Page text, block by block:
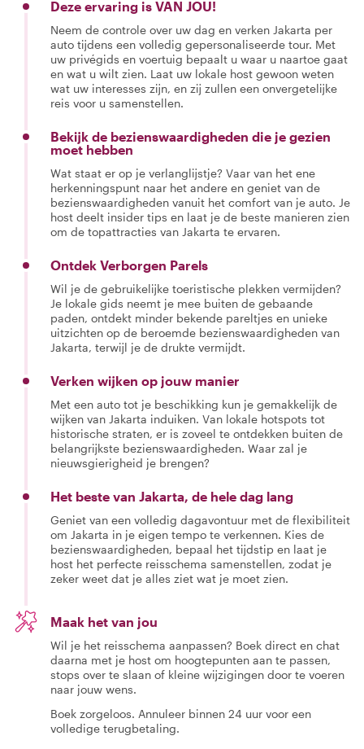
Deze ervaring is VAN JOU!
Neem de controle over uw dag en verken Jakarta per
auto tijdens een volledig gepersonaliseerde tour. Met
uw privégids en voertuig bepaalt u waar u naartoe gaat
en wat u wilt zien. Laat uw lokale host gewoon weten
wat uw interesses zijn, en zij zullen een onvergetelijke
reis voor u samenstellen.
Bekijk de bezienswaardigheden die je gezien
moet hebben
Wat staat er op je verlanglijstje? Vaar van het ene
herkenningspunt naar het andere en geniet van de
bezienswaardigheden vanuit het comfort van je auto. Je
host deelt insider tips en laat je de beste manieren zien
om de topattracties van Jakarta te ervaren.
Ontdek Verborgen Parels
Wil je de gebruikelijke toeristische plekken vermijden?
Je lokale gids neemt je mee buiten de gebaande
paden, ontdekt minder bekende pareltjes en unieke
uitzichten op de beroemde bezienswaardigheden van
Jakarta, terwijl je de drukte vermijdt.
Verken wijken op jouw manier
Met een auto tot je beschikking kun je gemakkelijk de
wijken van Jakarta induiken. Van lokale hotspots tot
historische straten, er is zoveel te ontdekken buiten de
belangrijkste bezienswaardigheden. Waar zal je
nieuwsgierigheid je brengen?
Het beste van Jakarta, de hele dag lang
Geniet van een volledig dagavontuur met de flexibiliteit
om Jakarta in je eigen tempo te verkennen. Kies de
bezienswaardigheden, bepaal het tijdstip en laat je
host het perfecte reisschema samenstellen, zodat je
zeker weet dat je alles ziet wat je moet zien.
Maak het van jou
Wil je het reisschema aanpassen? Boek direct en chat
daarna met je host om hoogtepunten aan te passen,
stops over te slaan of kleine wijzigingen door te voeren
naar jouw wens.
Boek zorgeloos. Annuleer binnen 24 uur voor een
volledige terugbetaling.